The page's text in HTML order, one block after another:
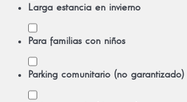
Larga estancia en invierno
Para familias con niños
Parking comunitario (no garantizado)